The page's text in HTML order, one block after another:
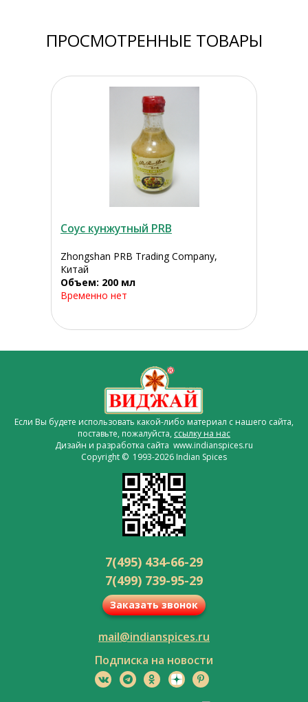
ПРОСМОТРЕННЫЕ ТОВАРЫ
Соус кунжутный PRB
Zhongshan PRB Trading Company,
Китай
Объем: 200 мл
Временно нет
Если Вы будете использовать какой-либо материал с нашего сайта,
поставьте, пожалуйста, ссылку на нас
Дизайн и разработка сайта www.indianspices.ru
Copyright © 1993-2026 Indian Spices
7(495) 434-66-29
7(499) 739-95-29
Заказать звонок
mail@indianspices.ru
Подписка на новости